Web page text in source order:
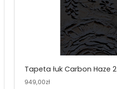
Tapeta łuk Carbon Haze 2
949,00zł